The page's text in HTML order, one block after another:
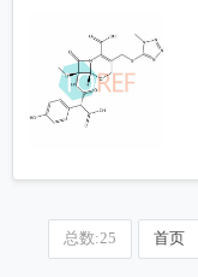
总数:25 首页